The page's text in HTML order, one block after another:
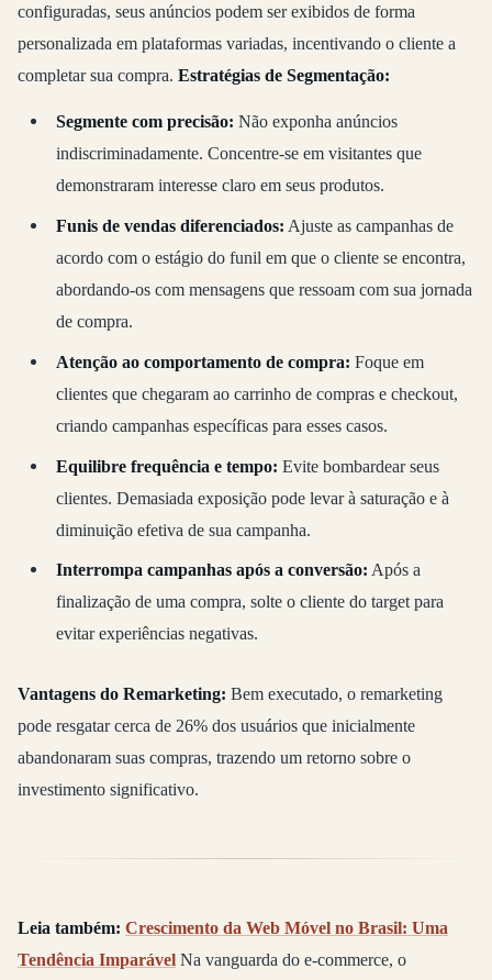
configuradas, seus anúncios podem ser exibidos de forma
personalizada em plataformas variadas, incentivando o cliente a
completar sua compra. Estratégias de Segmentação:
Segmente com precisão: Não exponha anúncios
indiscriminadamente. Concentre-se em visitantes que
demonstraram interesse claro em seus produtos.
Funis de vendas diferenciados: Ajuste as campanhas de
acordo com o estágio do funil em que o cliente se encontra,
abordando-os com mensagens que ressoam com sua jornada
de compra.
Atenção ao comportamento de compra: Foque em
clientes que chegaram ao carrinho de compras e checkout,
criando campanhas específicas para esses casos.
Equilibre frequência e tempo: Evite bombardear seus
clientes. Demasiada exposição pode levar à saturação e à
diminuição efetiva de sua campanha.
Interrompa campanhas após a conversão: Após a
finalização de uma compra, solte o cliente do target para
evitar experiências negativas.
Vantagens do Remarketing: Bem executado, o remarketing
pode resgatar cerca de 26% dos usuários que inicialmente
abandonaram suas compras, trazendo um retorno sobre o
investimento significativo.
Leia também: Crescimento da Web Móvel no Brasil: Uma
Tendência Imparável Na vanguarda do e-commerce, o